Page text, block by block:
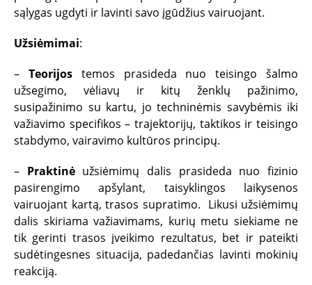
sąlygas ugdyti ir lavinti savo įgūdžius vairuojant.
Užsiėmimai:
– Teorijostemos prasideda nuo teisingo šalmo
užsegimo, vėliavų ir kitų ženklų pažinimo,
susipažinimo su kartu, jo techninėmis savybėmis iki
važiavimo specifikos – trajektorijų, taktikos ir teisingo
stabdymo, vairavimo kultūros principų.
– Praktinėužsiėmimų dalis prasideda nuo fizinio
pasirengimo apšylant, taisyklingos laikysenos
vairuojant kartą, trasos supratimo. Likusi užsiėmimų
dalis skiriama važiavimams, kurių metu siekiame ne
tik gerinti trasos įveikimo rezultatus, bet ir pateikti
sudėtingesnes situacija, padedančias lavinti mokinių
reakciją.